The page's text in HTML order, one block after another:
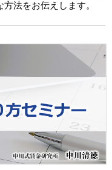
法をお伝えします。